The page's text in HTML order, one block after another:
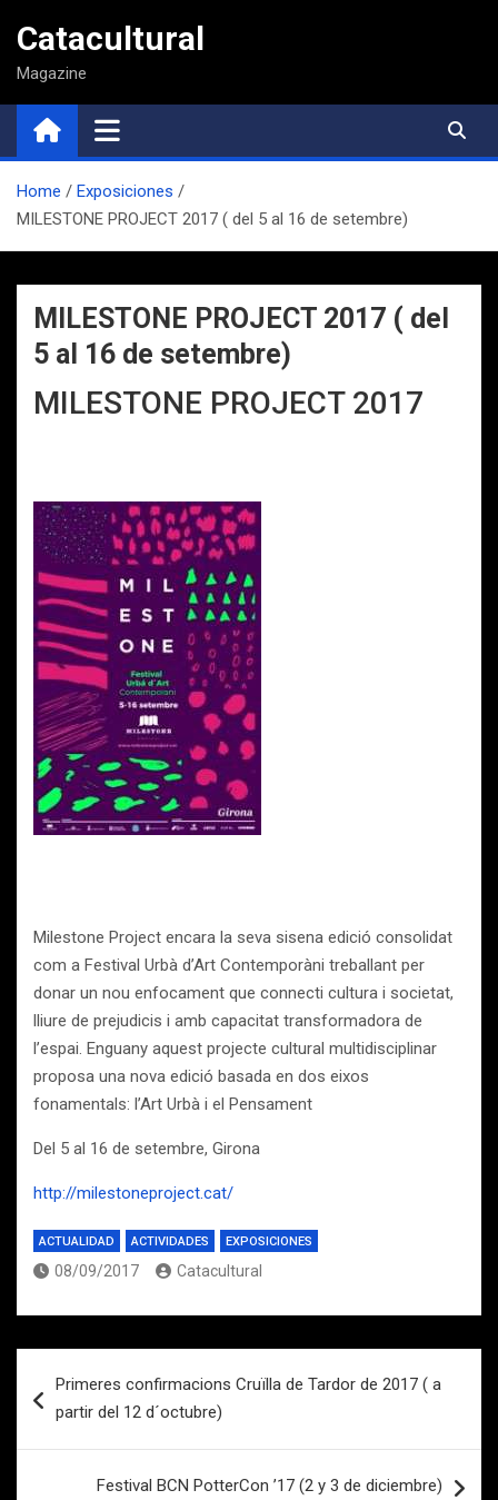
contenido
Catacultural
Magazine
Home
Exposiciones
MILESTONE PROJECT 2017 ( del 5 al 16 de setembre)
MILESTONE PROJECT 2017 ( del
5 al 16 de setembre)
MILESTONE PROJECT 2017
Milestone Project encara la seva sisena edició consolidat
com a Festival Urbà d’Art Contemporàni treballant per
donar un nou enfocament que connecti cultura i societat,
lliure de prejudicis i amb capacitat transformadora de
l’espai. Enguany aquest projecte cultural multidisciplinar
proposa una nova edició basada en dos eixos
fonamentals: l’Art Urbà i el Pensament
Del 5 al 16 de setembre, Girona
http://milestoneproject.cat/
ACTUALIDAD ACTIVIDADES EXPOSICIONES
08/09/2017 Catacultural
de
Primeres confirmacions Cruïlla de Tardor de 2017 ( a
partir del 12 d´octubre)
Festival BCN PotterCon ’17 (2 y 3 de diciembre)